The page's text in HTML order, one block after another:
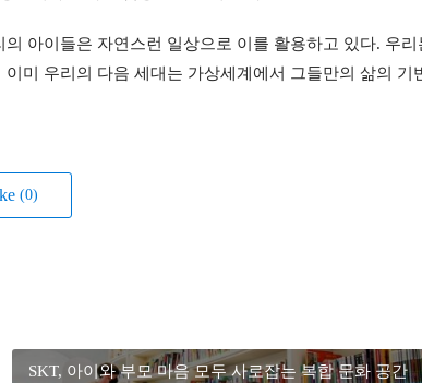
아이들은 자연스런 일상으로 이를 활용하고 있다. 우리
미 우리의 다음 세대는 가상세계에서 그들만의 삶의 기
(0)
SKT, 아이와 부모 마음 모두 사로잡는 복합 문화 공간